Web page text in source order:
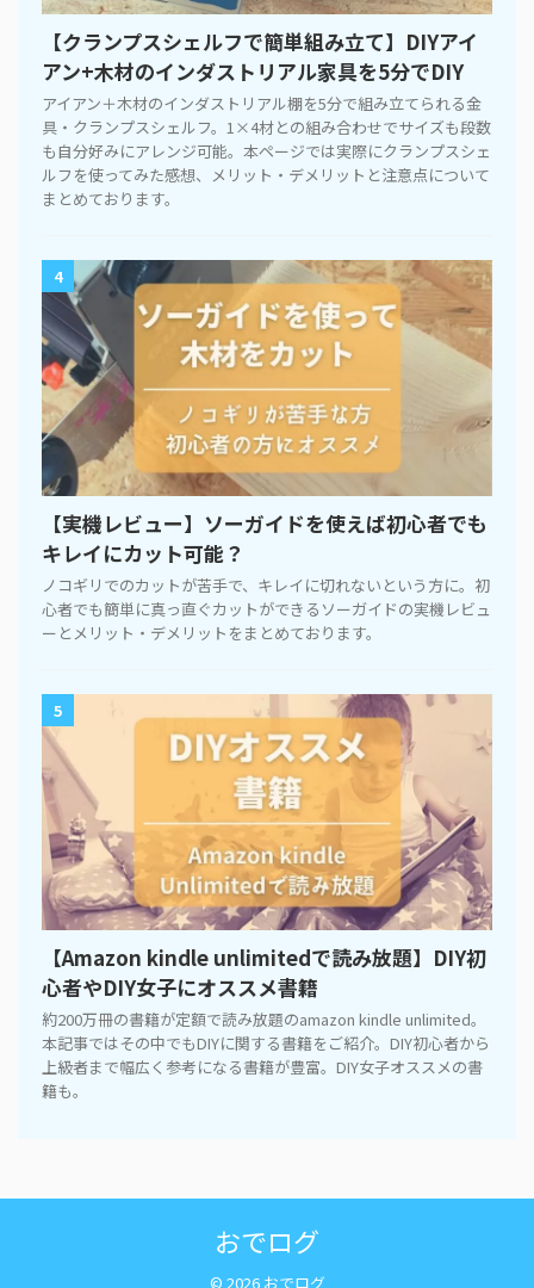
【クランプスシェルフで簡単組み立て】DIYアイ
アン+木材のインダストリアル家具を5分でDIY
アイアン＋木材のインダストリアル棚を5分で組み立てられる金
具・クランプスシェルフ。1×4材との組み合わせでサイズも段数
も自分好みにアレンジ可能。本ページでは実際にクランプスシェ
ルフを使ってみた感想、メリット・デメリットと注意点について
まとめております。
4
【実機レビュー】ソーガイドを使えば初心者でも
キレイにカット可能？
ノコギリでのカットが苦手で、キレイに切れないという方に。初
心者でも簡単に真っ直ぐカットができるソーガイドの実機レビュ
ーとメリット・デメリットをまとめております。
5
【Amazon kindle unlimitedで読み放題】DIY初
心者やDIY女子にオススメ書籍
約200万冊の書籍が定額で読み放題のamazon kindle unlimited。
本記事ではその中でもDIYに関する書籍をご紹介。DIY初心者から
上級者まで幅広く参考になる書籍が豊富。DIY女子オススメの書
籍も。
おでログ
© 2026 おでログ